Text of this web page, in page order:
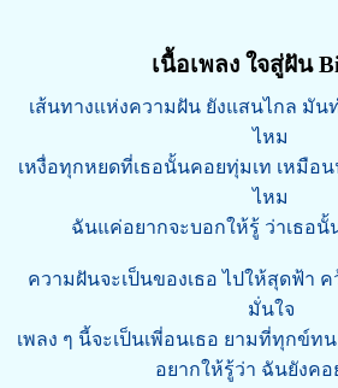
เนื้อเพลง ใจสู่ฝัน
เส้นทางแห่งความฝัน ยังแสนไกล มัน
ไหม
เหงื่อทุกหยดที่เธอนั้นคอยทุ่มเท เหมือ
ไหม
ฉันแค่อยากจะบอกให้รู้ ว่าเธอนั้
ความฝันจะเป็นของเธอ ไปให้สุดฟ้า ค
มั่นใจ
เพลง ๆ นี้จะเป็นเพี่อนเธอ ยามที่ทุกข์ท
อยากให้รู้ว่า ฉันยังคอ